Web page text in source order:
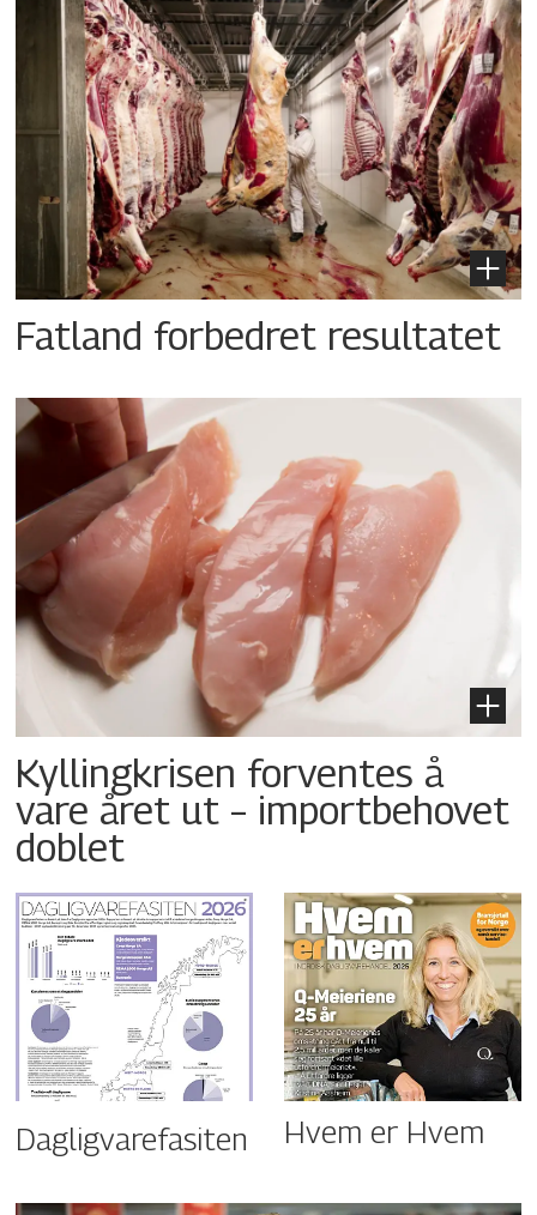
Fatland forbedret resultatet
Kyllingkrisen forventes å
vare året ut – importbehovet
doblet
Dagligvarefasiten Hvem er Hvem